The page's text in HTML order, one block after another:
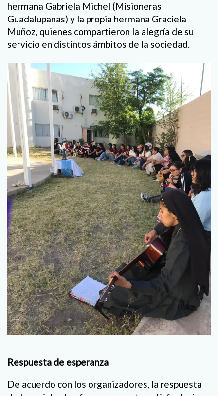
hermana Gabriela Michel (Misioneras
Guadalupanas) y la propia hermana Graciela
Muñoz, quienes compartieron la alegría de su
servicio en distintos ámbitos de la sociedad.
Respuesta de esperanza
De acuerdo con los organizadores, la respuesta